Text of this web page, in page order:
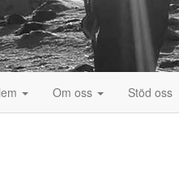
Om oss Stöd oss